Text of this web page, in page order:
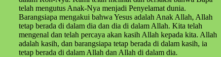
telah mengutus Anak-Nya menjadi Penyelamat dunia.
Barangsiapa mengakui bahwa Yesus adalah Anak Allah, Allah
tetap berada di dalam dia dan dia di dalam Allah. Kita telah
mengenal dan telah percaya akan kasih Allah kepada kita. Allah
adalah kasih, dan barangsiapa tetap berada di dalam kasih, ia
tetap berada di dalam Allah dan Allah di dalam dia.